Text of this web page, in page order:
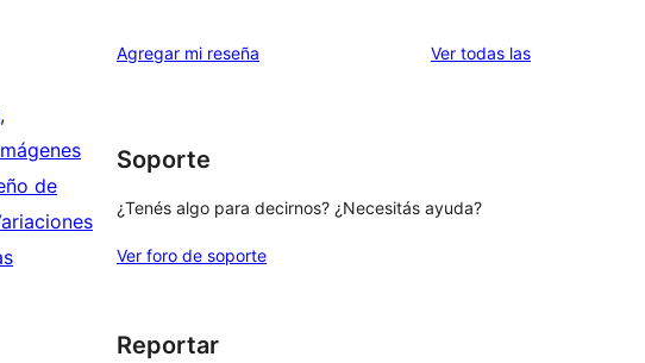
de
estrellas
de
Agregar mi reseña Ver todas lasreseñas
Soporte
¿Tenés algo para decirnos? ¿Necesitás ayuda?
Ver foro de soporte
Reportar